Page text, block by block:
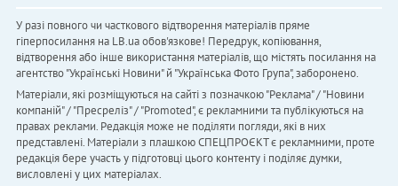
У разі повного чи часткового відтворення матеріалів пряме
гіперпосилання на LB.ua обов'язкове! Передрук, копіювання,
відтворення або інше використання матеріалів, що містять посилання на
агентство "Українськi Новини" й "Українська Фото Група", заборонено.
Матеріали, які розміщуються на сайті з позначкою "Реклама" / "Новини
компаній" / "Пресреліз" / "Promoted", є рекламними та публікуються на
правах реклами. Редакція може не поділяти погляди, які в них
представлені. Матеріали з плашкою СПЕЦПРОЄКТ є рекламними, проте
редакція бере участь у підготовці цього контенту і поділяє думки,
висловлені у цих матеріалах.